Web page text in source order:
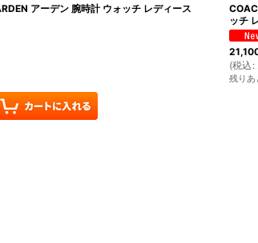
アーデン 腕時計 ウォッチ レディース
ッチ
(税込 :
残りあ